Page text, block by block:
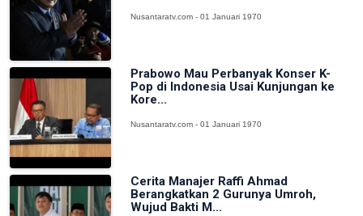
Nusantaratv.com - 01 Januari 1970
Prabowo Mau Perbanyak Konser K-
Pop di Indonesia Usai Kunjungan ke
Kore...
Nusantaratv.com - 01 Januari 1970
Cerita Manajer Raffi Ahmad
Berangkatkan 2 Gurunya Umroh,
Wujud Bakti M...